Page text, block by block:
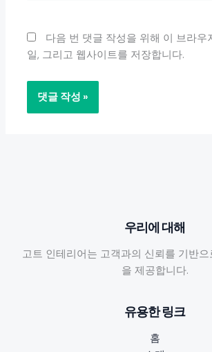
다음 번 댓글 작성을 위해 이 브라우
일, 그리고 웹사이트를 저장합니다.
우리에 대해
고트 인테리어는 고객과의 신뢰를 기반
을 제공합니다.
유용한 링크
홈